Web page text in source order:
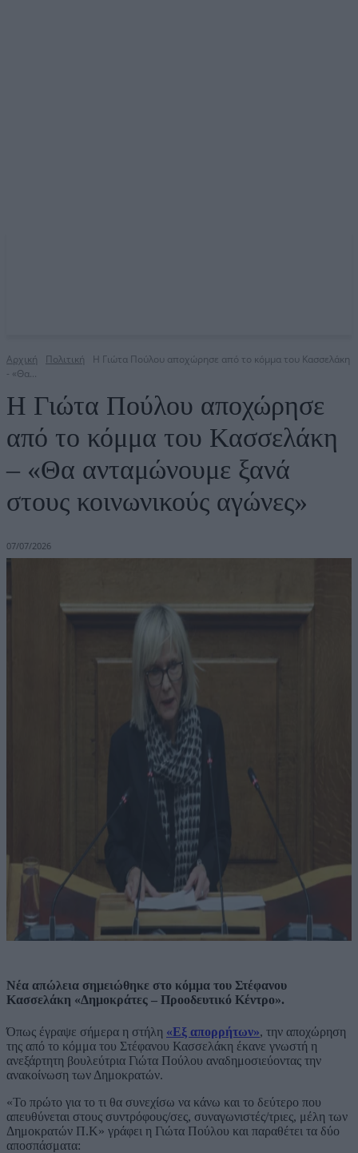
Αρχική Πολιτική
Η Γιώτα Πούλου αποχώρησε από το κόμμα του Κασσελάκη
- «Θα...
Η Γιώτα Πούλου αποχώρησε
από το κόμμα του Κασσελάκη
– «Θα ανταμώνουμε ξανά
στους κοινωνικούς αγώνες»
07/07/2026
Νέα απώλεια σημειώθηκε στο κόμμα του Στέφανου
Κασσελάκη «Δημοκράτες – Προοδευτικό Κέντρο».
Όπως έγραψε σήμερα η στήλη «Εξ απορρήτων», την αποχώρηση
της από το κόμμα του Στέφανου Κασσελάκη έκανε γνωστή η
ανεξάρτητη βουλεύτρια Γιώτα Πούλου αναδημοσιεύοντας την
ανακοίνωση των Δημοκρατών.
«Το πρώτο για το τι θα συνεχίσω να κάνω και το δεύτερο που
απευθύνεται στους συντρόφους/σες, συναγωνιστές/τριες, μέλη των
Δημοκρατών Π.Κ» γράφει η Γιώτα Πούλου και παραθέτει τα δύο
αποσπάσματα: